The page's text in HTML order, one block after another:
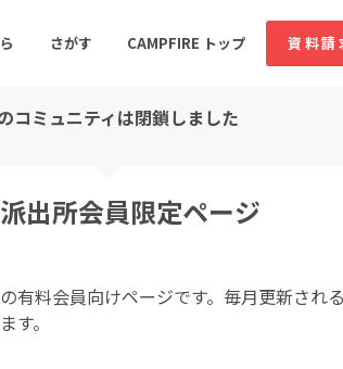
さがす CAMPFIRE トップ 資料請
ス開発 フード・飲食店
コミュニティは閉鎖しました
出所会員限定ページ
有料会員向けページです。毎月更新され
す。